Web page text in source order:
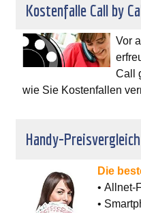
Kostenfalle Call by
Vor
Call
wie Sie Kostenfallen
Handy-Preisvergleich
Die
• Allnet-
•